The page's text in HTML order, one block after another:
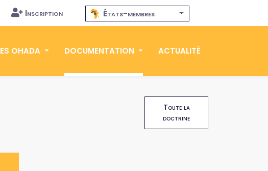
Inscription États-membres
OHADA DOCUMENTATION ACTUALITÉ
Toute la
doctrine